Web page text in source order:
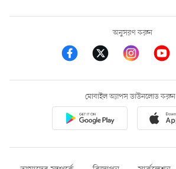
অনুসরণ করুন
মোবাইল অ্যাপস ডাউনলোড করুন